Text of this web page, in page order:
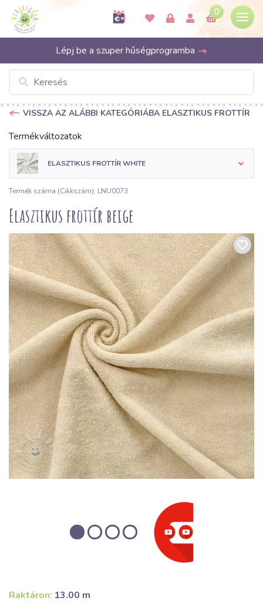
0
Lépj be a szuper hűségprogramba
VISSZA AZ ALÁBBI KATEGÓRIÁBA ELASZTIKUS FROTTÍR
Termékváltozatok
ELASZTIKUS FROTTÍR WHITE
Termék száma (Cikkszám): LNU0073
Elasztikus frottír beige
Raktáron: 13.00 m